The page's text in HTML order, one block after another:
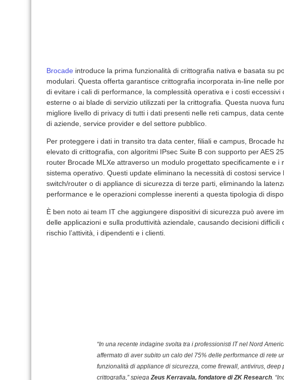
Brocade introduce la prima funzionalità di crittografia nativa e basata su
modulari. Questa offerta garantisce crittografia incorporata in-line nelle
di evitare i cali di performance, la complessità operativa e i costi eccessivi
esterne o ai blade di servizio utilizzati per la crittografia. Questa nuova
migliore livello di privacy di tutti i dati presenti nelle reti campus, data
di aziende, service provider e del settore pubblico.
Per proteggere i dati in transito tra data center, filiali e campus, Brocade
elevato di crittografia, con algoritmi IPsec Suite B con supporto per AES
router Brocade MLXe attraverso un modulo progettato specificamente e i
sistema operativo. Questi update eliminano la necessità di costosi service
switch/router o di appliance di sicurezza di terze parti, eliminando la
performance e le operazioni complesse inerenti a questa tipologia di
È ben noto ai team IT che aggiungere dispositivi di sicurezza può avere
delle applicazioni e sulla produttività aziendale, causando decisioni difficili
rischio l’attività, i dipendenti e i clienti.
“In una recente indagine svolta tra i professionisti IT nel Nord
affermato di aver subito un calo del 75% delle performance di rete
funzionalità di appliance di sicurezza, come firewall, antivirus, deep
crittografia,” spiegaZeus Kerravala, fondatore di ZK Research.